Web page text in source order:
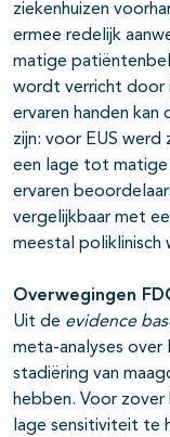
ziekenhuizen
ermee redelijk
matige
wordt verricht door
ervaren handen
zijn: voor EUS
een lage tot matige
ervaren
vergelijkbaar met
meestal poliklinisch
Overwegingen
Uit de evidence
meta-analyses over
stadiëring van
hebben. Voor
lage sensitiviteit te